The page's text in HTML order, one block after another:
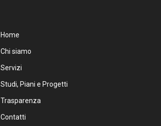
Home
Chi siamo
Servizi
Studi, Piani e Progetti
Trasparenza
Contatti